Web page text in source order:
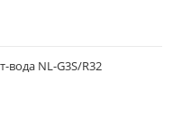
вода NL-G3S/R32